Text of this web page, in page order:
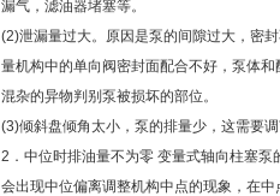
漏气，滤油器堵塞等。
(2)泄漏量过大。原因是泵的间隙过大，密
量机构中的单向阀密封面配合不好，泵体
混杂的异物判别泵被损坏的部位。
(3)倾斜盘倾角太小，泵的排量少，这需要
2．中位时排油量不为零 变量式轴向柱塞
会出现中位偏离调整机构中点的现象，在